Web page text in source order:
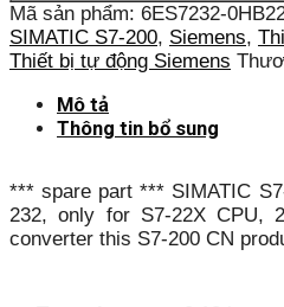
Mã sản phẩm: 6ES7232-
SIMATIC S7-200, Siemens,
Thiết bị tự động Siemens
Mô tả
Thông tin bổ sung
*** spare part *** SIMATIC
232, only for S7-22X CPU,
converter this S7-200 CN